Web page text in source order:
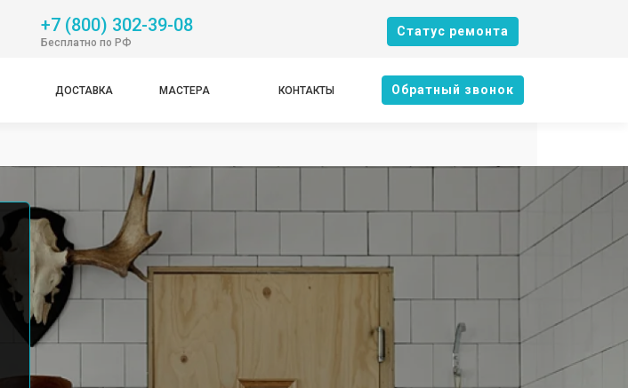
+7 (800) 302-39-08
Бесплатно по РФ
Cтатус ремонта
ДОСТАВКА МАСТЕРА КОНТАКТЫ Oбратный звонок